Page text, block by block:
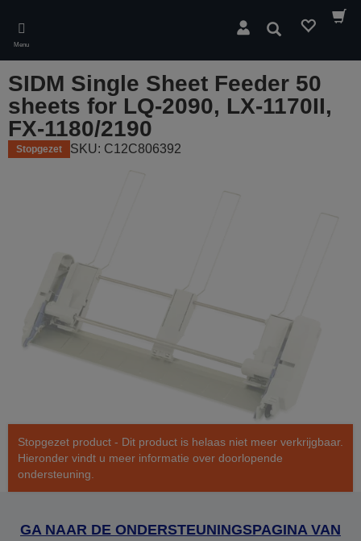
main
content
Menu
Zoeken
SIDM Single Sheet Feeder 50
sheets for LQ-2090, LX-1170II,
FX-1180/2190
Stopgezet SKU: C12C806392
Stopgezet product - Dit product is helaas niet meer verkrijgbaar.
Hieronder vindt u meer informatie over doorlopende
ondersteuning.
GA NAAR DE ONDERSTEUNINGSPAGINA VAN